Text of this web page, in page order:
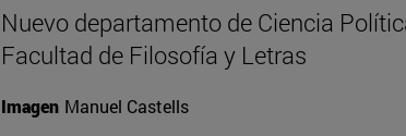
Nuevo departamento de Ciencia
Facultad de Filosofía y Letras
Imagen Manuel Castells